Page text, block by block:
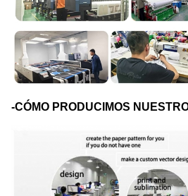
-CÓMO PRODUCIMOS